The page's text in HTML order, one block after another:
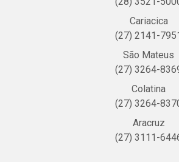
Cariacica
(27) 2141-
São Mateus
(27) 3264-
Colatina
(27) 3264-
Aracruz
(27) 3111-